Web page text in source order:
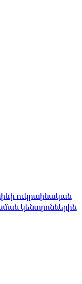
ուկրաինական
կենտրոններին